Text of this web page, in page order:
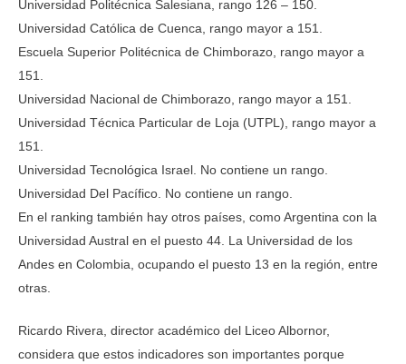
Universidad Politécnica Salesiana, rango 126 – 150.
Universidad Católica de Cuenca, rango mayor a 151.
Escuela Superior Politécnica de Chimborazo, rango mayor a
151.
Universidad Nacional de Chimborazo, rango mayor a 151.
Universidad Técnica Particular de Loja (UTPL), rango mayor a
151.
Universidad Tecnológica Israel. No contiene un rango.
Universidad Del Pacífico. No contiene un rango.
En el ranking también hay otros países, como Argentina con la
Universidad Austral en el puesto 44. La Universidad de los
Andes en Colombia, ocupando el puesto 13 en la región, entre
otras.
Ricardo Rivera, director académico del Liceo Albornor,
considera que estos indicadores son importantes porque